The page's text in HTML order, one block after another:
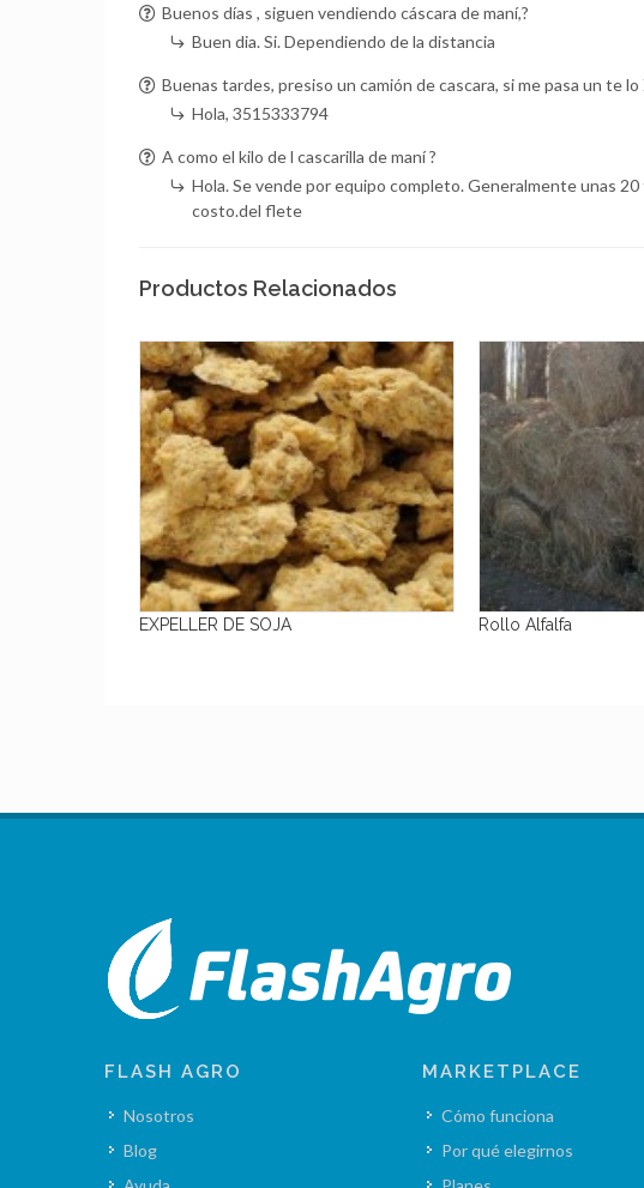
Buenos días , siguen vendiendo cáscara de maní,?
Buen dia. Si. Dependiendo de la distancia
Buenas tardes, presiso un camión de cascara, si me pasa un te lo
Hola, 3515333794
A como el kilo de l cascarilla de maní ?
Hola. Se vende por equipo completo. Generalmente unas
costo.del flete
Productos Relacionados
EXPELLER DE SOJA Rollo Alfalfa
FLASH AGRO
Nosotros
Blog
MARKETPLACE
Cómo funciona
Por qué elegirnos